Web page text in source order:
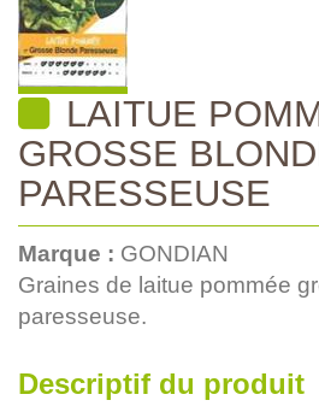
LAITUE
GROSSE
PARESSEUSE
Marque : GONDIAN
Graines de laitue pommée
paresseuse.
Descriptif du produit